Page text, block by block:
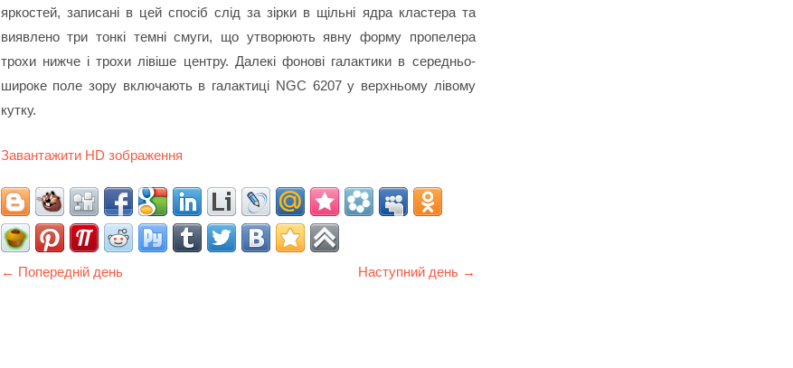
яркостей, записані в цей спосіб слід за зірки в щільні ядра кластера та
виявлено три тонкі темні смуги, що утворюють явну форму пропелера
трохи нижче і трохи лівіше центру. Далекі фонові галактики в середньо-
широке поле зору включають в галактиці NGC 6207 у верхньому лівому
кутку.
Завантажити HD зображення
← Попередній день Наступний день →